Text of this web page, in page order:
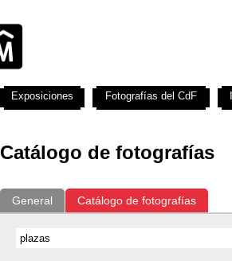
Catálogo de fotografías
General Catálogo de fotografías
Exposiciones Fotografías del CdF